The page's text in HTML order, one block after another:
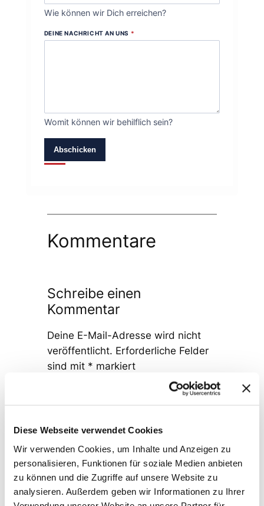
Diese Webseite verwendet Cookies
Wir verwenden Cookies, um Inhalte und Anzeigen zu
personalisieren, Funktionen für soziale Medien anbieten
zu können und die Zugriffe auf unsere Website zu
analysieren. Außerdem geben wir Informationen zu Ihrer
Wie können wir Dich erreichen?
DEINE NACHRICHT AN UNS *
Womit können wir behilflich sein?
Abschicken
Kommentare
Schreibe einen
Kommentar
Deine E-Mail-Adresse wird nicht
veröffentlicht. Erforderliche Felder
sind mit * markiert
Name*